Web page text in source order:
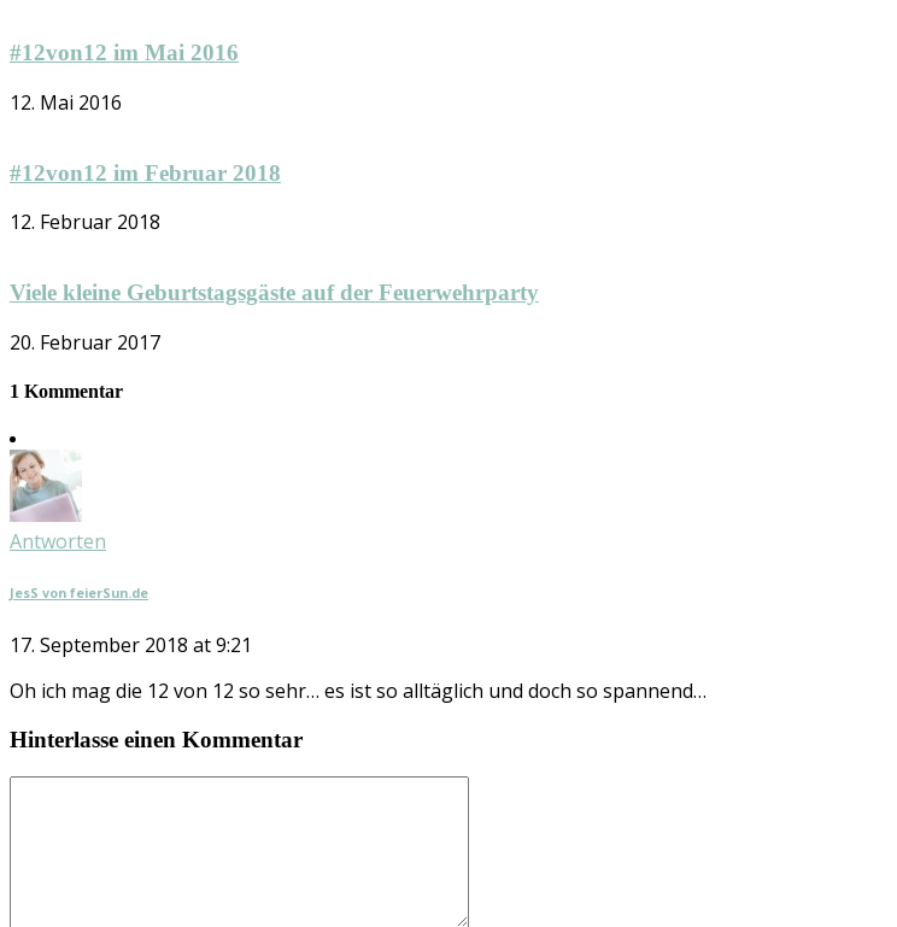
#12von12 im Mai 2016
12. Mai 2016
#12von12 im Februar 2018
12. Februar 2018
Viele kleine Geburtstagsgäste auf der Feuerwehrparty
20. Februar 2017
1 Kommentar
Antworten
JesS von feierSun.de
17. September 2018 at 9:21
Oh ich mag die 12 von 12 so sehr… es ist so alltäglich und doch so spannend…
Hinterlasse einen Kommentar